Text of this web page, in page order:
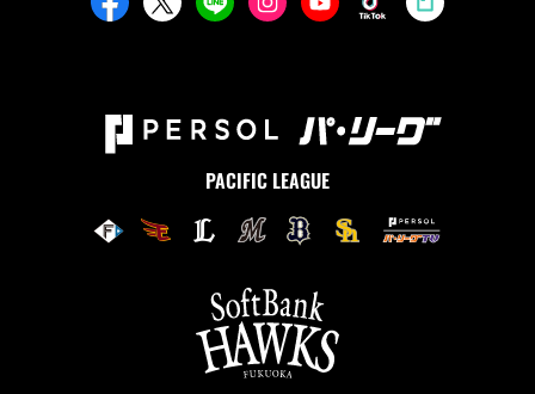
PACIFIC LEAGUE